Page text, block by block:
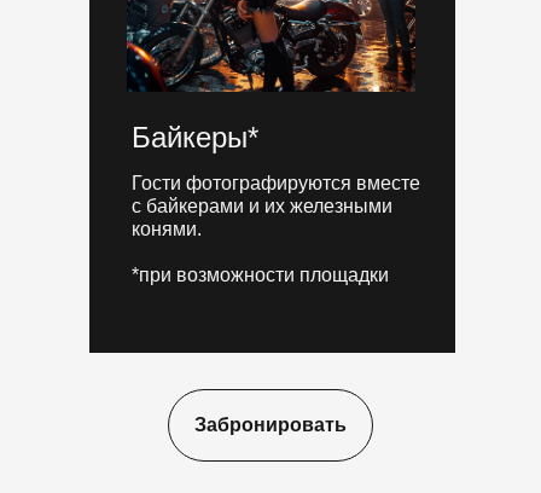
Гости фотографируются вместе
с байкерами и их железными
конями.
*при возможности площадки
Байкеры*
Забронировать